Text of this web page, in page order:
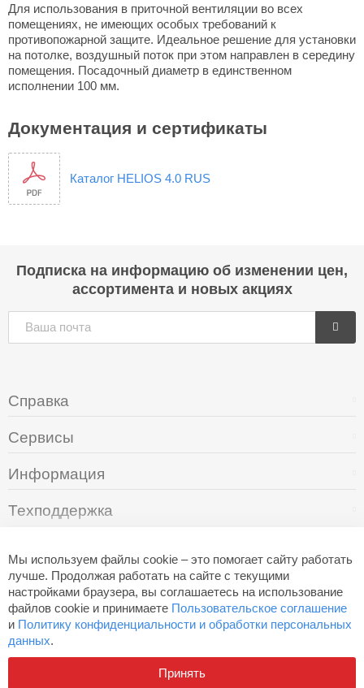
Для использования в приточной вентиляции во всех
помещениях, не имеющих особых требований к
противопожарной защите. Идеальное решение для установки
на потолке, воздушный поток при этом направлен в середину
помещения. Посадочный диаметр в единственном
исполнении 100 мм.
Документация и сертификаты
Каталог HELIOS 4.0 RUS
Мы используем файлы cookie – это помогает сайту работать
лучше. Продолжая работать на сайте с текущими
настройками браузера, вы соглашаетесь на использование
файлов cookie и принимаете Пользовательское соглашение
и Политику конфиденциальности и обработки персональных
данных.
Принять
Подписка на информацию об изменении цен,
ассортимента и новых акциях
Справка
Сервисы
Информация
Техподдержка
+7 (495) 249-05-94